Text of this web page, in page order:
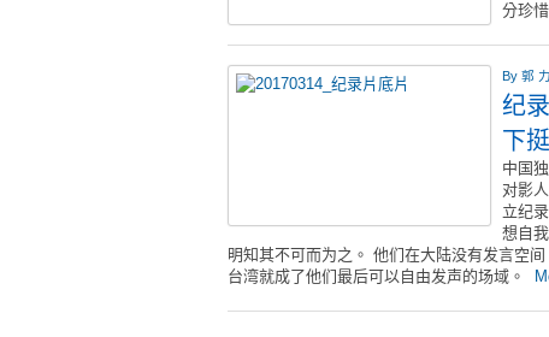
分珍
By 郭
纪
下
中国
对影
立纪
想自
明知其不可而为之。 他们在大陆没有发言空
台湾就成了他们最后可以自由发声的场域。